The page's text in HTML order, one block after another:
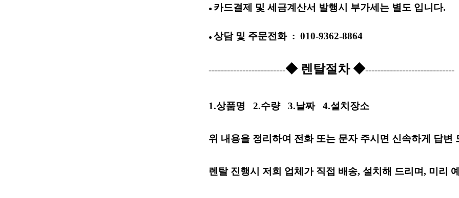
● 카드결제 및 세금계산서 발행시 부가세는 별도 입니다.
● 상담 및 주문전화 : 010-9362-8864
-------------------------◆ 렌탈절차 ◆-----------------------------
1.상품명 2.수량 3.날짜 4.설치장소
위 내용을 정리하여 전화 또는 문자 주시면 신속하게 답변
렌탈 진행시 저희 업체가 직접 배송, 설치해 드리며, 미리